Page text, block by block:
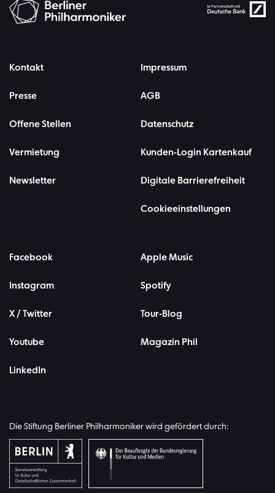
Kontakt
Presse
Offene Stellen
Vermietung
Newsletter
Impressum
AGB
Datenschutz
Kunden-Login Kartenkauf
Digitale Barrierefreiheit
Cookieeinstellungen
Facebook
Instagram
X / Twitter
Youtube
LinkedIn
Apple Music
Spotify
Tour-Blog
Magazin Phil
Die Stiftung Berliner Philharmoniker wird gefördert durch: